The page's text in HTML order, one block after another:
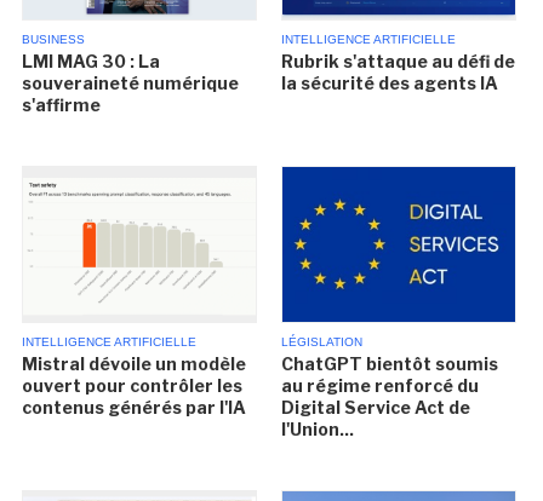
BUSINESS
LMI MAG 30 : La
souveraineté numérique
s'affirme
INTELLIGENCE ARTIFICIELLE
Rubrik s'attaque au défi de
la sécurité des agents IA
INTELLIGENCE ARTIFICIELLE
Mistral dévoile un modèle
ouvert pour contrôler les
contenus générés par l'IA
LÉGISLATION
ChatGPT bientôt soumis
au régime renforcé du
Digital Service Act de
l'Union...